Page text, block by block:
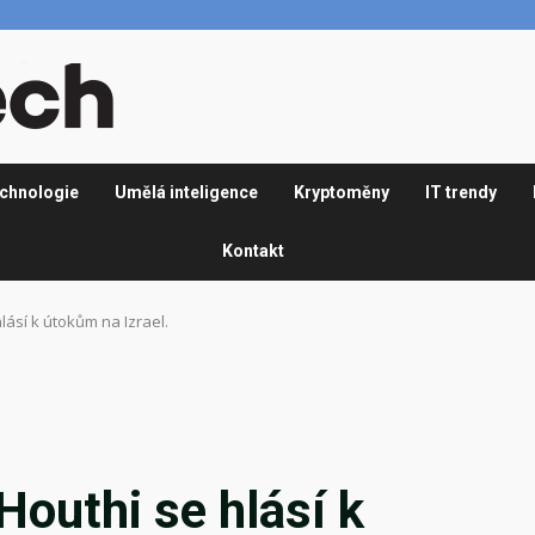
Umělá inteligence Kryptoměny IT trendy
Kontakt
k útokům na Izrael.
se hlásí k